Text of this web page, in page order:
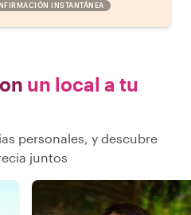
INSTANTÁNEA
un local a tu
personales, y descubre
juntos